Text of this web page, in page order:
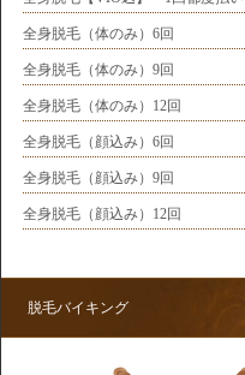
全身脱毛（体のみ）6回
全身脱毛（体のみ）9回
全身脱毛（体のみ）12回
全身脱毛（顔込み）6回
全身脱毛（顔込み）9回
全身脱毛（顔込み）12回
脱毛バイキング